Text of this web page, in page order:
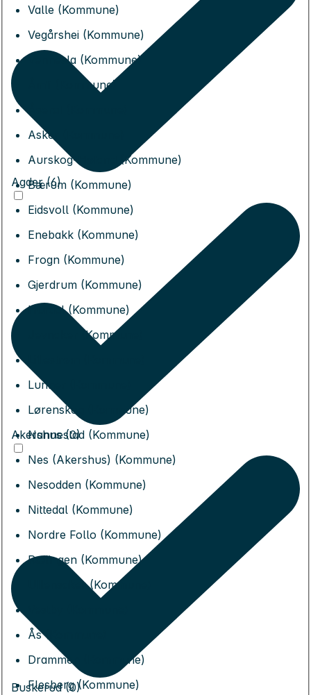
Valle (Kommune)
Vegårshei (Kommune)
Vennesla (Kommune)
Åmli (Kommune)
Asker (Kommune)
Aurskog-Høland (Kommune)
Bærum (Kommune)
Eidsvoll (Kommune)
Enebakk (Kommune)
Frogn (Kommune)
Gjerdrum (Kommune)
Hurdal (Kommune)
Jevnaker (Kommune)
Lunner (Kommune)
Lørenskog (Kommune)
Nannestad (Kommune)
Nes (Akershus) (Kommune)
Nesodden (Kommune)
Nittedal (Kommune)
Nordre Follo (Kommune)
Rælingen (Kommune)
Ullensaker (Kommune)
Ås (Kommune)
Drammen (Kommune)
Flesberg (Kommune)
Agder (6)
Akershus (0)
Buskerud (0)